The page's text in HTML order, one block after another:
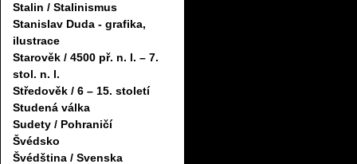
Stalin / Stalinismus
Stanislav Duda - grafika,
ilustrace
Starověk / 4500 př. n. l. – 7.
stol. n. l.
Středověk / 6 – 15. století
Studená válka
Sudety / Pohraničí
Švédsko
Švédština / Svenska